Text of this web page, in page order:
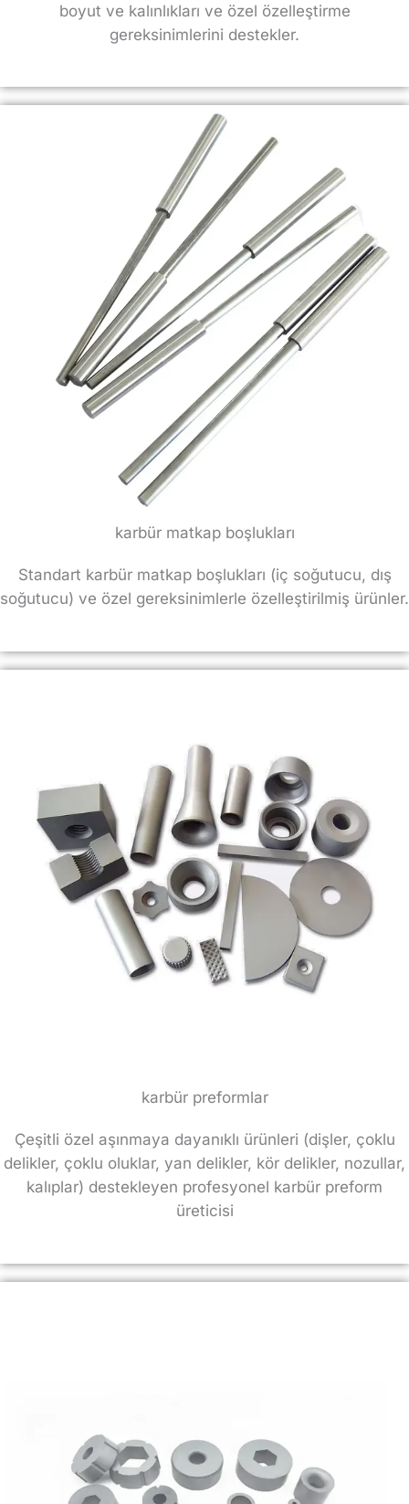
boyut ve kalınlıkları ve özel özelleştirme
gereksinimlerini destekler.
karbür matkap boşlukları
Standart karbür matkap boşlukları (iç soğutucu, dış
soğutucu) ve özel gereksinimlerle özelleştirilmiş ürünler.
karbür preformlar
Çeşitli özel aşınmaya dayanıklı ürünleri (dişler, çoklu
delikler, çoklu oluklar, yan delikler, kör delikler, nozullar,
kalıplar) destekleyen profesyonel karbür preform
üreticisi